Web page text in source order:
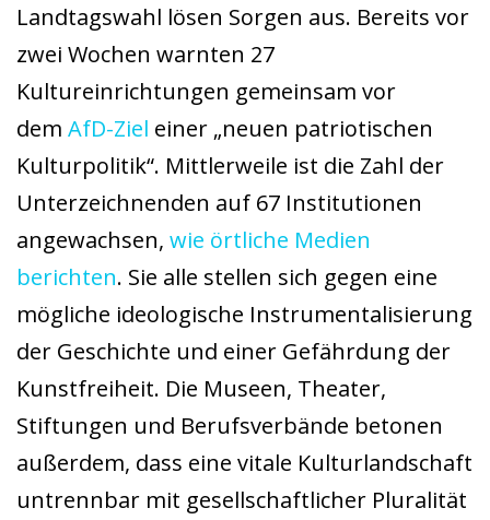
Landtagswahl lösen Sorgen aus. Bereits vor
zwei Wochen warnten 27
Kultureinrichtungen gemeinsam vor
dem AfD-Ziel einer „neuen patriotischen
Kulturpolitik“. Mittlerweile ist die Zahl der
Unterzeichnenden auf 67 Institutionen
angewachsen, wie örtliche Medien
berichten. Sie alle stellen sich gegen eine
mögliche ideologische Instrumentalisierung
der Geschichte und einer Gefährdung der
Kunstfreiheit. Die Museen, Theater,
Stiftungen und Berufsverbände betonen
außerdem, dass eine vitale Kulturlandschaft
untrennbar mit gesellschaftlicher Pluralität